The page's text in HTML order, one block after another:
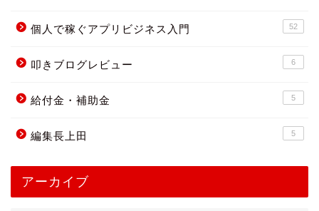
個人で稼ぐアプリビジネス入門 52
叩きブログレビュー 6
給付金・補助金 5
編集長上田 5
アーカイブ